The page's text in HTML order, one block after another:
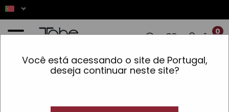
Você está acessando o site de Portugal,
deseja continuar neste site?
0
REALIZADAS ENTRE 7 E 16